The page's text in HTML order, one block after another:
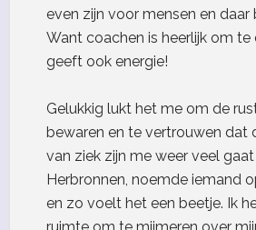
even zijn voor mensen en daar
Want coachen is heerlijk om te
geeft ook energie!
Gelukkig lukt het me om de
bewaren en te vertrouwen dat
van ziek zijn me weer veel
Herbronnen, noemde iemand
en zo voelt het een beetje. Ik